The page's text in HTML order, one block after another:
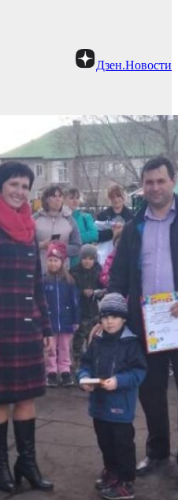
Дзен.Новости